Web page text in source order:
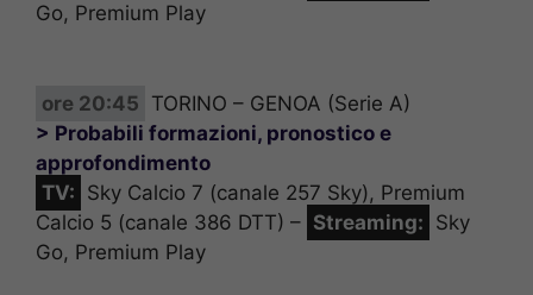
Go, Premium Play
ore 20:45 TORINO – GENOA (Serie A)
> Probabili formazioni, pronostico e
approfondimento
TV: Sky Calcio 7 (canale 257 Sky), Premium
Calcio 5 (canale 386 DTT) – Streaming: Sky
Go, Premium Play